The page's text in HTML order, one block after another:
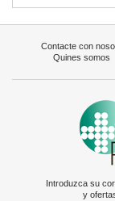
Contacte con
Quines somos
Introduzca su
y